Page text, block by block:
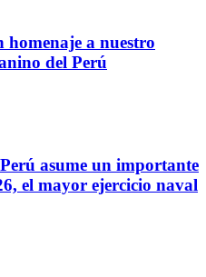
a nuestro
del Perú
asume un importante
el mayor ejercicio naval